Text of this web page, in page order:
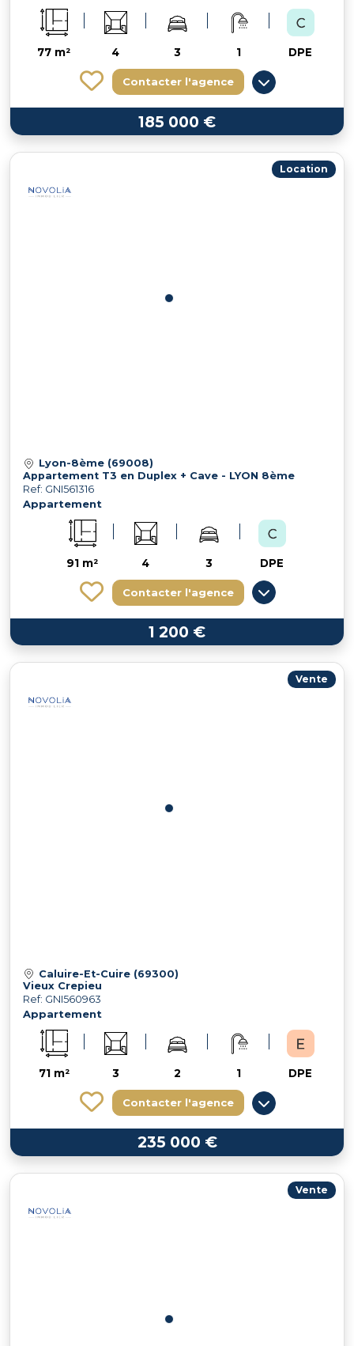
77 m² 4 3 1 DPE
Contacter l'agence
185 000 €
Location
Lyon-8ème (69008)
Appartement T3 en Duplex + Cave - LYON 8ème
Ref: GNI561316
Appartement
91 m² 4 3 DPE
Contacter l'agence
1 200 €
Vente
Caluire-Et-Cuire (69300)
Vieux Crepieu
Ref: GNI560963
Appartement
71 m² 3 2 1 DPE
Contacter l'agence
235 000 €
Vente